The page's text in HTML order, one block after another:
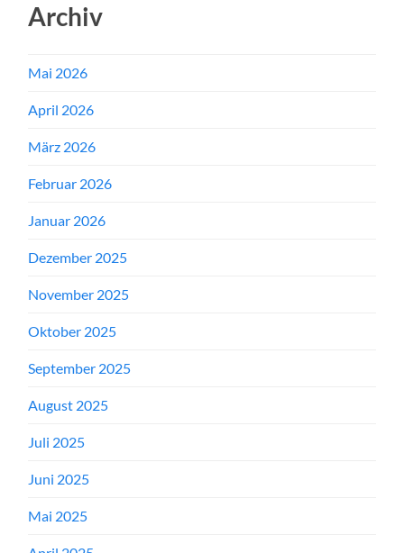
Archiv
Mai 2026
April 2026
März 2026
Februar 2026
Januar 2026
Dezember 2025
November 2025
Oktober 2025
September 2025
August 2025
Juli 2025
Juni 2025
Mai 2025